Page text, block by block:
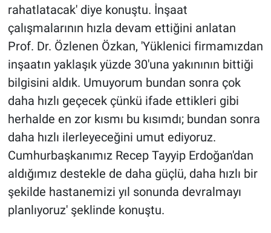
rahatlatacak' diye konuştu. İnşaat
çalışmalarının hızla devam ettiğini anlatan
Prof. Dr. Özlenen Özkan, 'Yüklenici firmamızdan
inşaatın yaklaşık yüzde 30'una yakınının bittiği
bilgisini aldık. Umuyorum bundan sonra çok
daha hızlı geçecek çünkü ifade ettikleri gibi
herhalde en zor kısmı bu kısımdı; bundan sonra
daha hızlı ilerleyeceğini umut ediyoruz.
Cumhurbaşkanımız Recep Tayyip Erdoğan'dan
aldığımız destekle de daha güçlü, daha hızlı bir
şekilde hastanemizi yıl sonunda devralmayı
planlıyoruz' şeklinde konuştu.